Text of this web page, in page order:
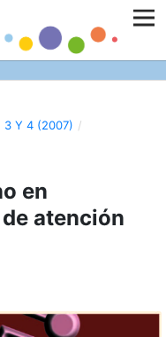
3 Y 4 (2007) /
en
atención